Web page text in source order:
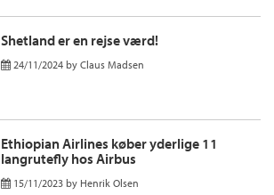
Shetland er en rejse værd!
24/11/2024 by Claus Madsen
Ethiopian Airlines køber yderlige 11
langrutefly hos Airbus
15/11/2023 by Henrik Olsen